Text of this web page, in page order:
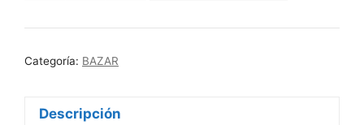
cantidad
Categoría: BAZAR
Descripción